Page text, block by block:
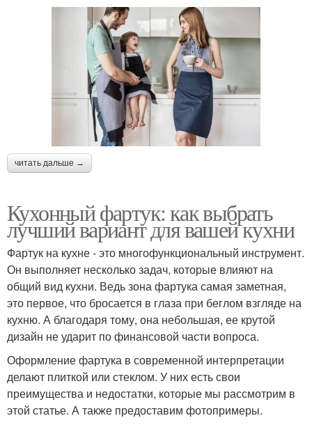
читать дальше →
Кухонный фартук: как выбрать
лучший вариант для вашей кухни
Фартук на кухне - это многофункциональный инструмент.
Он выполняет несколько задач, которые влияют на
общий вид кухни. Ведь зона фартука самая заметная,
это первое, что бросается в глаза при беглом взгляде на
кухню. А благодаря тому, она небольшая, ее крутой
дизайн не ударит по финансовой части вопроса.
Оформление фартука в современной интерпретации
делают плиткой или стеклом. У них есть свои
преимущества и недостатки, которые мы рассмотрим в
этой статье. А также предоставим фотопримеры.